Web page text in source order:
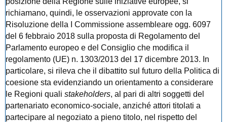
richiamano, quindi, le osservazioni approvate con la
Risoluzione della I Commissione assembleare ogg. 6097
del 6 febbraio 2018 sulla proposta di Regolamento del
Parlamento europeo e del Consiglio che modifica il
regolamento (UE) n. 1303/2013 del 17 dicembre 2013. In
particolare, si rileva che il dibattito sul futuro della Politica di
coesione sta evidenziando un orientamento a considerare
le Regioni quali stakeholders, al pari di altri soggetti del
partenariato economico-sociale, anziché attori titolati a
partecipare al negoziato a pieno titolo, nel rispetto del